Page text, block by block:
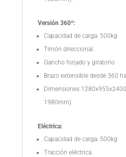
Versión 360º:
Capacidad de carga: 500kg
Timón direccional.
Gancho forjado y giratorio
Brazo extensible desde 360
Dimensiones
1980mm).
Eléctrica:
Capacidad de carga: 500kg
Tracción eléctrica.